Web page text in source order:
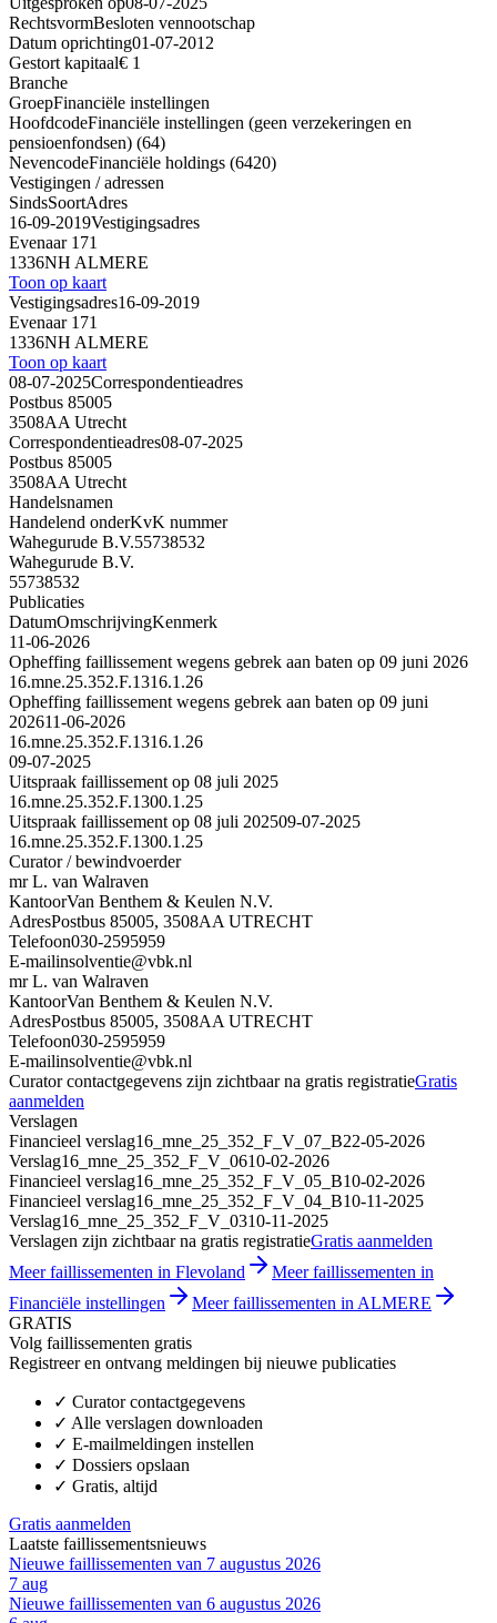
RechtsvormBesloten vennootschap
Datum oprichting01-07-2012
Gestort kapitaal€ 1
Branche
GroepFinanciële instellingen
HoofdcodeFinanciële instellingen (geen verzekeringen en
pensioenfondsen) (64)
NevencodeFinanciële holdings (6420)
Vestigingen / adressen
SindsSoortAdres
16-09-2019Vestigingsadres
Evenaar 171
1336NH ALMERE
Toon op kaart
Vestigingsadres16-09-2019
Evenaar 171
1336NH ALMERE
Toon op kaart
08-07-2025Correspondentieadres
Postbus 85005
3508AA Utrecht
Correspondentieadres08-07-2025
Postbus 85005
3508AA Utrecht
Handelsnamen
Handelend onderKvK nummer
Wahegurude B.V.55738532
Wahegurude B.V.
55738532
Publicaties
DatumOmschrijvingKenmerk
11-06-2026
Opheffing faillissement wegens gebrek aan baten op 09 juni 2026
16.mne.25.352.F.1316.1.26
Opheffing faillissement wegens gebrek aan baten op 09 juni
202611-06-2026
16.mne.25.352.F.1316.1.26
09-07-2025
Uitspraak faillissement op 08 juli 2025
16.mne.25.352.F.1300.1.25
Uitspraak faillissement op 08 juli 202509-07-2025
16.mne.25.352.F.1300.1.25
Curator / bewindvoerder
mr L. van Walraven
KantoorVan Benthem & Keulen N.V.
AdresPostbus 85005, 3508AA UTRECHT
Telefoon030-2595959
E-mailinsolventie@vbk.nl
mr L. van Walraven
KantoorVan Benthem & Keulen N.V.
AdresPostbus 85005, 3508AA UTRECHT
Telefoon030-2595959
E-mailinsolventie@vbk.nl
Curator contactgegevens zijn zichtbaar na gratis registratieGratis
aanmelden
Verslagen
Financieel verslag16_mne_25_352_F_V_07_B22-05-2026
Verslag16_mne_25_352_F_V_0610-02-2026
Financieel verslag16_mne_25_352_F_V_05_B10-02-2026
Financieel verslag16_mne_25_352_F_V_04_B10-11-2025
Verslag16_mne_25_352_F_V_0310-11-2025
Verslagen zijn zichtbaar na gratis registratieGratis aanmelden
Meer faillissementen in Flevoland
Meer faillissementen in
Financiële instellingen
Meer faillissementen in ALMERE
GRATIS
Volg faillissementen gratis
Registreer en ontvang meldingen bij nieuwe publicaties
✓ Curator contactgegevens
✓ Alle verslagen downloaden
✓ E-mailmeldingen instellen
✓ Dossiers opslaan
✓ Gratis, altijd
Gratis aanmelden
Laatste faillissementsnieuws
Nieuwe faillissementen van 7 augustus 2026
7 aug
Nieuwe faillissementen van 6 augustus 2026